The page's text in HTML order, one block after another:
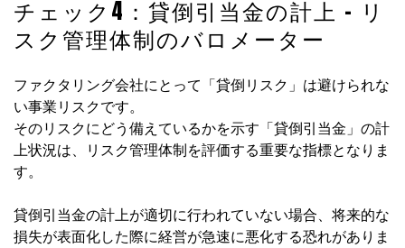
チェック4：貸倒引当金の計上 – リ
スク管理体制のバロメーター
ファクタリング会社にとって「貸倒リスク」は避けられな
い事業リスクです。
そのリスクにどう備えているかを示す「貸倒引当金」の計
上状況は、リスク管理体制を評価する重要な指標となりま
す。
貸倒引当金の計上が適切に行われていない場合、将来的な
損失が表面化した際に経営が急速に悪化する恐れがありま